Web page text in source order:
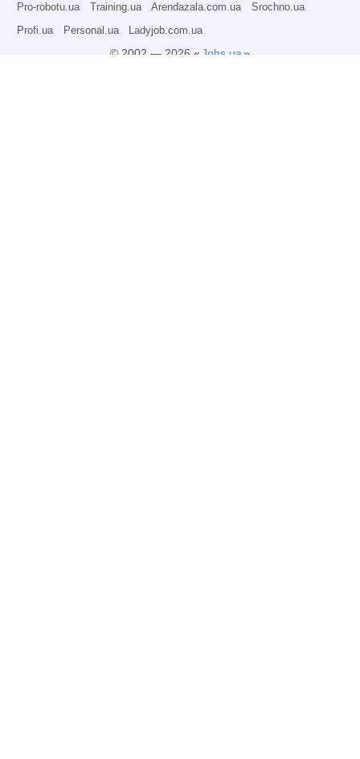
Pro-robotu.ua Training.ua Arendazala.com.ua Srochno.ua
Profi.ua Personal.ua Ladyjob.com.ua
© 2002 — 2026 « Jobs.ua»